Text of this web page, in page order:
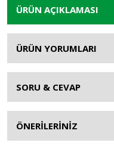
ÜRÜN AÇIKLAMASI
ÜRÜN YORUMLARI
SORU & CEVAP
ÖNERİLERİNİZ